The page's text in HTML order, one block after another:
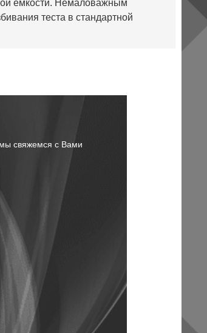
ёмкости. Немаловажным
теста в стандартной
свяжемся с Вами